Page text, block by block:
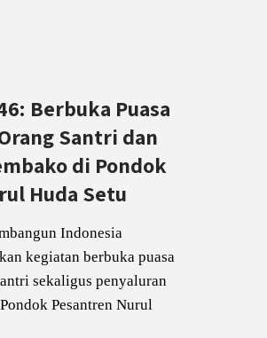
Berbuka Puasa
Santri dan
di Pondok
Huda Setu
Indonesia
kegiatan berbuka puasa
sekaligus penyaluran
Pesantren Nurul